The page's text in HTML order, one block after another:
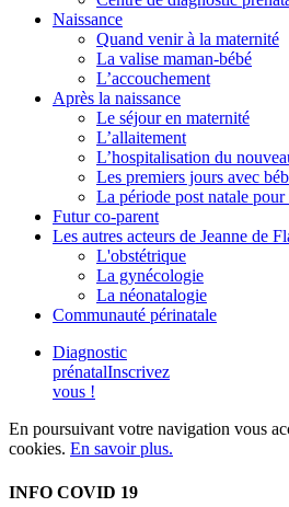
Naissance
Quand venir à la maternité
La valise maman-bébé
L’accouchement
Après la naissance
Le séjour en maternité
L’allaitement
L’hospitalisation du
Les premiers jours avec
La période post natale pour
Futur co-parent
Les autres acteurs de Jeanne de
L'obstétrique
La gynécologie
La néonatalogie
Communauté périnatale
Diagnostic
prénatalInscrivez
vous !
En poursuivant votre navigation vous
cookies. En savoir plus.
INFO COVID 19